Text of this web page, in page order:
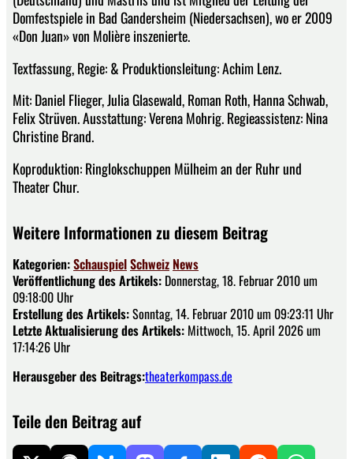
Domfestspiele in Bad Gandersheim (Niedersachsen), wo er 2009
«Don Juan» von Molière inszenierte.
Textfassung, Regie: & Produktionsleitung: Achim Lenz.
Mit: Daniel Flieger, Julia Glasewald, Roman Roth, Hanna Schwab,
Felix Strüven. Ausstattung: Verena Mohrig. Regieassistenz: Nina
Christine Brand.
Koproduktion: Ringlokschuppen Mülheim an der Ruhr und
Theater Chur.
Weitere Informationen zu diesem Beitrag
Kategorien:SchauspielSchweiz News
Veröffentlichung des Artikels: Donnerstag, 18. Februar 2010 um
09:18:00 Uhr
Erstellung des Artikels:Sonntag, 14. Februar 2010 um 09:23:11 Uhr
Letzte Aktualisierung des Artikels: Mittwoch, 15. April 2026 um
17:14:26 Uhr
Herausgeber des Beitrags:theaterkompass.de
Teile den Beitrag auf